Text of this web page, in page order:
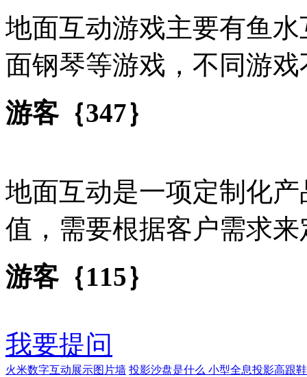
地面互动游戏主要有鱼
面钢琴等游戏，不同游
游客｛347｝
地面互动是一项定制化
值，需要根据客户需求来
游客｛115｝
我要提问
火米数字互动展示图片墙 投影沙盘是什么 小型全息投影高跟